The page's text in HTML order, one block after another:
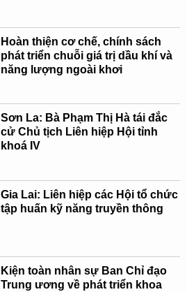
Hoàn thiện cơ chế, chính sách
phát triển chuỗi giá trị dầu khí và
năng lượng ngoài khơi
Sơn La: Bà Phạm Thị Hà tái đắc
cử Chủ tịch Liên hiệp Hội tỉnh
khoá IV
Gia Lai: Liên hiệp các Hội tổ chức
tập huấn kỹ năng truyền thông
Kiện toàn nhân sự Ban Chỉ đạo
Trung ương về phát triển khoa